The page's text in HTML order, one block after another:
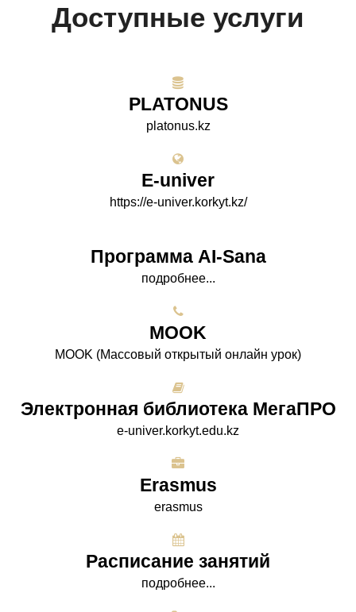
Доступные услуги
PLATONUS
platonus.kz
E-univer
https://e-univer.korkyt.kz/
Программа AI-Sana
подробнее...
МООK
МООK (Массовый открытый онлайн урок)
Электронная библиотека МегаПРО
e-univer.korkyt.edu.kz
Erasmus
erasmus
Расписание занятий
подробнее...